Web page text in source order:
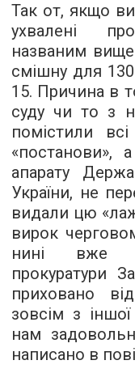
Так от, якщо
ухвалені
названим
смішну для
15. Причина в
суду чи то з
помістили
«постанови»,
апарату
України, не
видали цю
вирок
нині вже
прокуратури
приховано
зовсім з
нам
написано в